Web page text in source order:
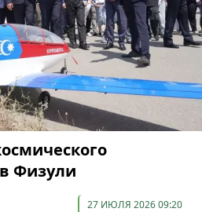
Физули
27 ИЮЛЯ 2026 09:20